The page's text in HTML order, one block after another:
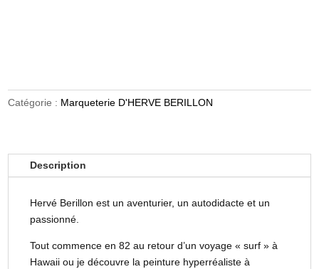
Catégorie : Marqueterie D'HERVE BERILLON
Description
Hervé Berillon est un aventurier, un autodidacte et un
passionné.
Tout commence en 82 au retour d’un voyage « surf » à
Hawaii ou je découvre la peinture hyperréaliste à